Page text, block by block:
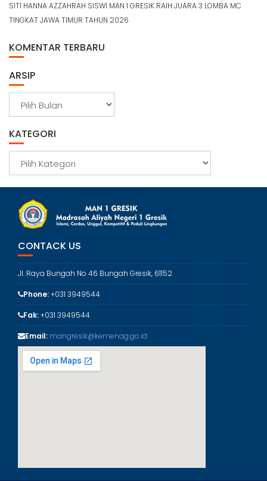
SITI HANNA AZZAHRAH SISWI MAN 1 GRESIK RAIH JUARA 3 LOMBA MC
TINGKAT JAWA TIMUR TAHUN 2026
KOMENTAR TERBARU
ARSIP
i
KATEGORI
t
CONTACK US
Jl. Raya Bungah No 46 Bungah Gresik, 61152
Phone:+031 3949544
Fak:+031 3949544
Email: mangresik@kemenag.go.id